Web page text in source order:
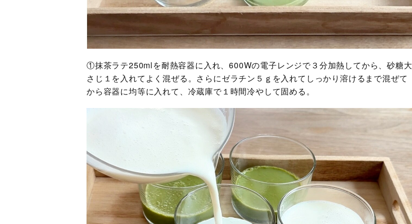
①抹茶ラテ250mlを耐熱容器に入れ、600Wの電子レンジで３分加熱してから、砂糖大
さじ１を入れてよく混ぜる。さらにゼラチン５ｇを入れてしっかり溶けるまで混ぜて
から容器に均等に入れて、冷蔵庫で１時間冷やして固める。